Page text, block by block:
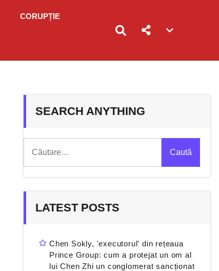
CORUPȚIE
toggle
SEARCH ANYTHING
după:
LATEST POSTS
Chen Sokly, 'executorul' din rețeaua
Prince Group: cum a protejat un om al
lui Chen Zhi un conglomerat sancționat